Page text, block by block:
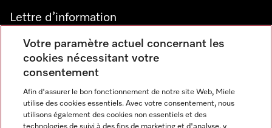
Lettre d’information
Langue
Votre paramètre actuel concernant les
cookies nécessitant votre
consentement
Afin d'assurer le bon fonctionnement de notre site Web, Miele
utilise des cookies essentiels. Avec votre consentement, nous
utilisons également des cookies non essentiels et des